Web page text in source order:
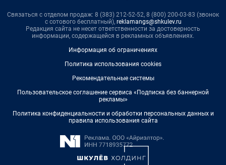
Связаться с отделом продаж: 8 (383) 212-52-52, 8 (800) 200-03-83 (звонок
с сотового бесплатный), reklamangs@shkulev.ru
Редакция сайта не несет ответственности за достоверность
информации, содержащейся в рекламных объявлениях.
Информация об ограничениях
Политика использования cookies
Рекомендательные системы
Пользовательское соглашение сервиса «Подписка без баннерной
рекламы»
Политика конфиденциальности и обработки персональных данных и
правила использования сайта